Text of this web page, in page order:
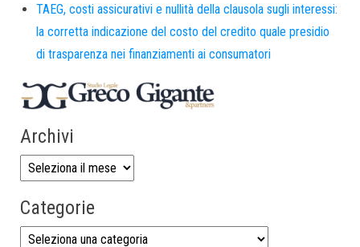
TAEG, costi assicurativi e nullità della clausola sugli interessi:
la corretta indicazione del costo del credito quale presidio
di trasparenza nei finanziamenti ai consumatori
Archivi
Categorie